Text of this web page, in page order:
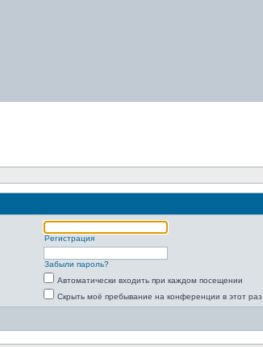
Регистрация
Забыли пароль?
Автоматически входить при каждом посещении
Скрыть моё пребывание на конференции в этот раз